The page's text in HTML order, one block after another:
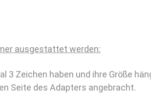
ausgestattet werden:
Zeichen haben und ihre Größe
Seite des Adapters angebracht.